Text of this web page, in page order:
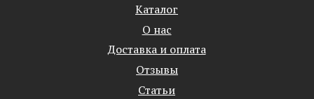
Каталог
О нас
Доставка и оплата
Отзывы
Статьи